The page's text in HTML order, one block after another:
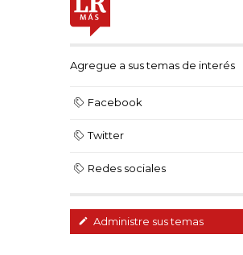
Agregue a sus temas de interés
Facebook
Twitter
Redes sociales
Administre sus temas